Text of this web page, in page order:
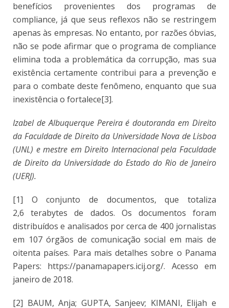
benefícios provenientes dos programas de
compliance, já que seus reflexos não se restringem
apenas às empresas. No entanto, por razões óbvias,
não se pode afirmar que o programa de compliance
elimina toda a problemática da corrupção, mas sua
existência certamente contribui para a prevenção e
para o combate deste fenômeno, enquanto que sua
inexistência o fortalece[3].
Izabel de Albuquerque Pereira é doutoranda em Direito
da Faculdade de Direito da Universidade Nova de Lisboa
(UNL) e mestre em Direito Internacional pela Faculdade
de Direito da Universidade do Estado do Rio de Janeiro
(UERJ).
[1] O conjunto de documentos, que totaliza
2,6 terabytes de dados. Os documentos foram
distribuídos e analisados por cerca de 400 jornalistas
em 107 órgãos de comunicação social em mais de
oitenta países. Para mais detalhes sobre o Panama
Papers: https://panamapapers.icij.org/. Acesso em
janeiro de 2018.
[2] BAUM, Anja; GUPTA, Sanjeev; KIMANI, Elijah e